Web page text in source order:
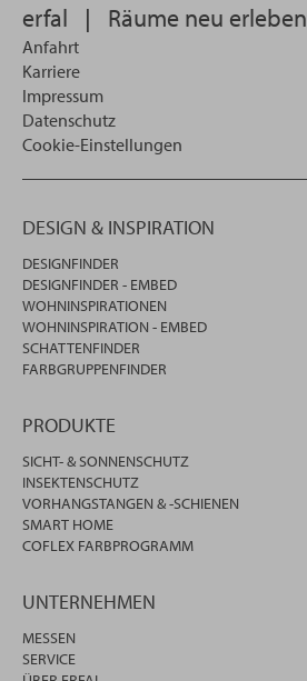
erfal | Räume neu erleben
Anfahrt
Karriere
Impressum
Datenschutz
Cookie-Einstellungen
DESIGN & INSPIRATION
DESIGNFINDER
DESIGNFINDER - EMBED
WOHNINSPIRATIONEN
WOHNINSPIRATION - EMBED
SCHATTENFINDER
FARBGRUPPENFINDER
PRODUKTE
SICHT- & SONNENSCHUTZ
INSEKTENSCHUTZ
VORHANGSTANGEN & -SCHIENEN
SMART HOME
COFLEX FARBPROGRAMM
UNTERNEHMEN
MESSEN
SERVICE